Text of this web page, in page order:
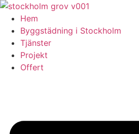
Skip
content
Hem
Byggstädning i Stockholm
Tjänster
Projekt
Offert